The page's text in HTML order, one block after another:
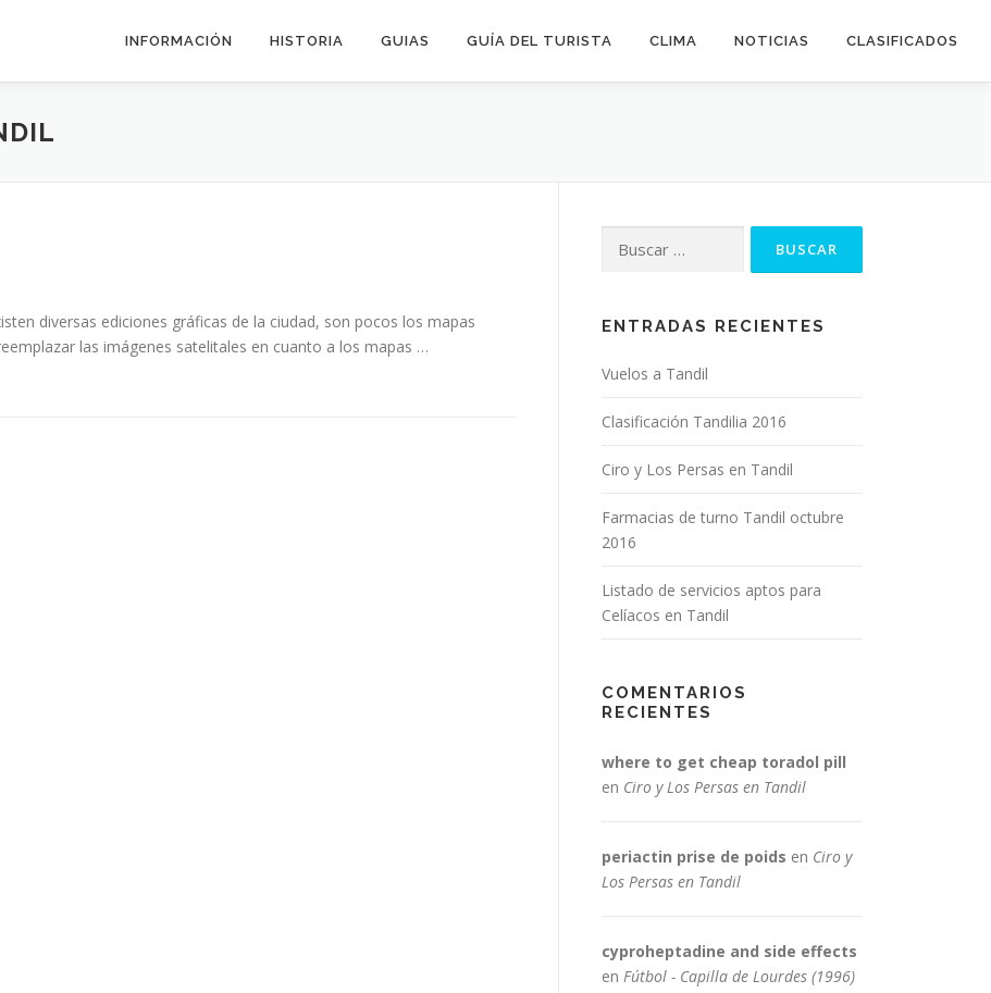
INFORMACIÓN HISTORIA GUIAS GUÍA DEL TURISTA CLIMA NOTICIAS CLASIFICADOS
diversas ediciones gráficas de la ciudad, son pocos los mapas
las imágenes satelitales en cuanto a los mapas …
ENTRADAS RECIENTES
Vuelos a Tandil
Clasificación Tandilia 2016
Ciro y Los Persas en Tandil
Farmacias de turno Tandil octubre
2016
Listado de servicios aptos para
Celíacos en Tandil
COMENTARIOS
RECIENTES
where to get cheap toradol pill
en Ciro y Los Persas en Tandil
periactin prise de poids en Ciro y
Los Persas en Tandil
cyproheptadine and side effects
en Fútbol - Capilla de Lourdes (1996)